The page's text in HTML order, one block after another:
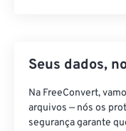
Seus dados,
Na FreeConvert,
arquivos — nós os
segurança garante